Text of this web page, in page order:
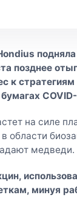
позднее
к
на силе
области
медведи.
минуя